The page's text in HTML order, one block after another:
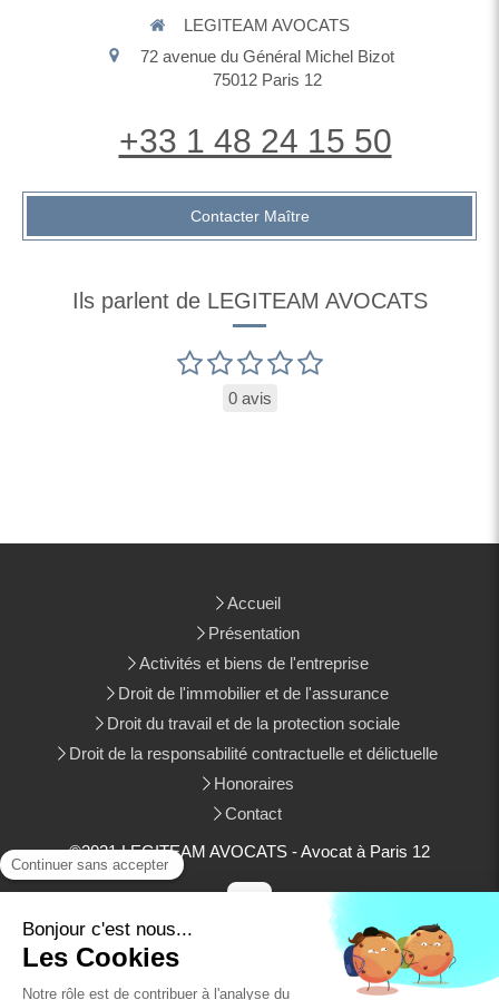
LEGITEAM AVOCATS
72 avenue du Général Michel Bizot
75012 Paris 12
+33 1 48 24 15 50
Contacter Maître
Ils parlent de LEGITEAM AVOCATS
0 avis
Accueil
Présentation
Activités et biens de l'entreprise
Droit de l'immobilier et de l'assurance
Droit du travail et de la protection sociale
Droit de la responsabilité contractuelle et délictuelle
Honoraires
Contact
©2021 LEGITEAM AVOCATS - Avocat à Paris 12